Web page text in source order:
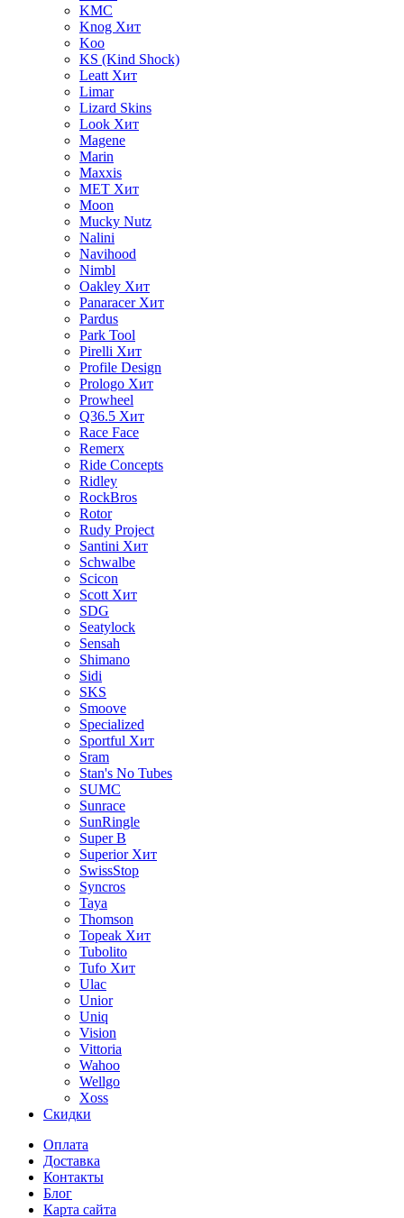
KMC
Knog Хит
Koo
KS (Kind Shock)
Leatt Хит
Limar
Lizard Skins
Look Хит
Magene
Marin
Maxxis
MET Хит
Moon
Mucky Nutz
Nalini
Navihood
Nimbl
Oakley Хит
Panaracer Хит
Pardus
Park Tool
Pirelli Хит
Profile Design
Prologo Хит
Prowheel
Q36.5 Хит
Race Face
Remerx
Ride Concepts
Ridley
RockBros
Rotor
Rudy Project
Santini Хит
Schwalbe
Scicon
Scott Хит
SDG
Seatylock
Sensah
Shimano
Sidi
SKS
Smoove
Specialized
Sportful Хит
Sram
Stan's No Tubes
SUMC
Sunrace
SunRingle
Super B
Superior Хит
SwissStop
Syncros
Taya
Thomson
Topeak Хит
Tubolito
Tufo Хит
Ulac
Unior
Uniq
Vision
Vittoria
Wahoo
Wellgo
Xoss
Скидки
Оплата
Доставка
Контакты
Блог
Карта сайта